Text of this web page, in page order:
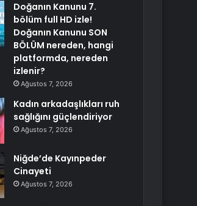
Doğanın Kanunu 7.
bölüm full HD izle!
Doğanın Kanunu SON
BÖLÜM nereden, hangi
platformda, nereden
izlenir?
Ağustos 7, 2026
Kadın arkadaşlıkları ruh
sağlığını güçlendiriyor
Ağustos 7, 2026
Niğde’de Kayınpeder
Cinayeti
Ağustos 7, 2026